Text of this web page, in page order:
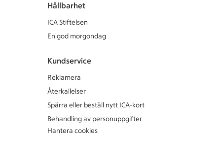
Hållbarhet
ICA Stiftelsen
En god morgondag
Kundservice
Reklamera
Återkallelser
Spärra eller beställ nytt ICA-kort
Behandling av personuppgifter
Hantera cookies